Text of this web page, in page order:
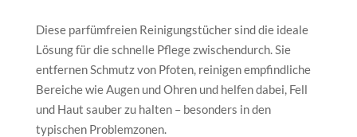
–
Parfümfreie
Reinigungstücher
für
Hunde
(60
Diese parfümfreien Reinigungstücher sind die ideale
Lösung für die schnelle Pflege zwischendurch. Sie
entfernen Schmutz von Pfoten, reinigen empfindliche
Bereiche wie Augen und Ohren und helfen dabei, Fell
und Haut sauber zu halten – besonders in den
typischen Problemzonen.